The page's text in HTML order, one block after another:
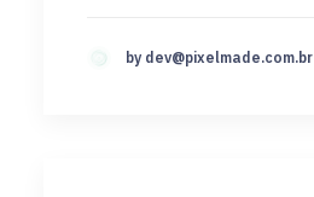
by dev@pixelmade.com.br